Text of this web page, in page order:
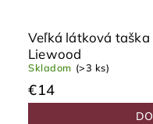
Veľká látková
Liewood
Skladom (>3 ks)
€14